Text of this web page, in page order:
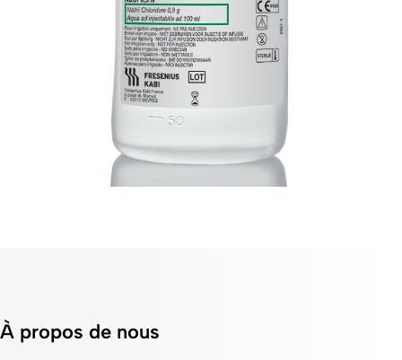
À propos de nous